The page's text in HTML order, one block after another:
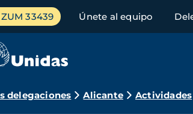
33439 Únete al equipo
delegaciones Alicante Actividades